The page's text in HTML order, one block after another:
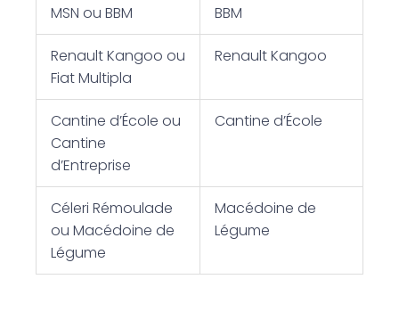
MSN ou BBM BBM
Renault Kangoo ou
Fiat Multipla
Renault Kangoo
Cantine d’École ou
Cantine
d’Entreprise
Cantine d’École
Céleri Rémoulade
ou Macédoine de
Légume
Macédoine de
Légume